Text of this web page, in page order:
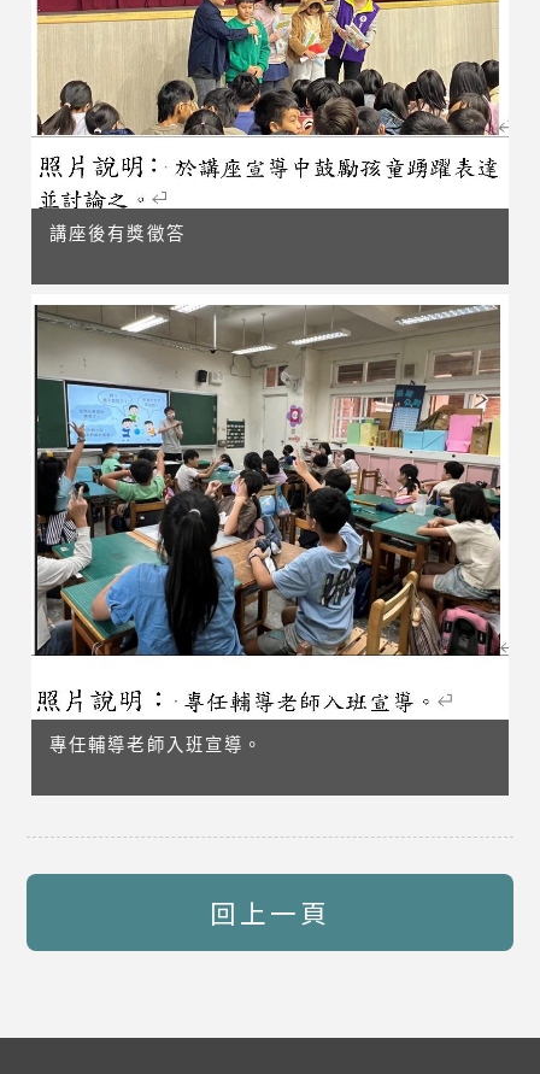
講座後有獎徵答
專任輔導老師入班宣導。
回上一頁